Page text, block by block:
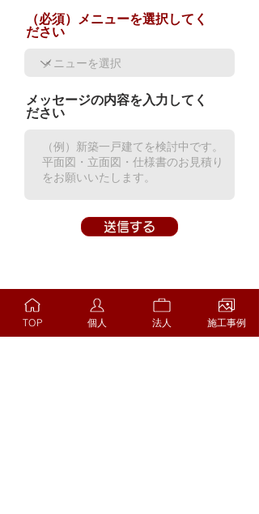
（必須）メニューを選択してく
ださい
メッセージの内容を入力してく
ださい
送信する
TOP 個人 法人 施工事例